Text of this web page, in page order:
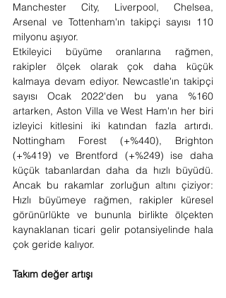
Manchester City, Liverpool, Chelsea,
Arsenal ve Tottenham'ın takipçi sayısı 110
milyonu aşıyor.
Etkileyici büyüme oranlarına rağmen,
rakipler ölçek olarak çok daha küçük
kalmaya devam ediyor. Newcastle'ın takipçi
sayısı Ocak 2022'den bu yana %160
artarken, Aston Villa ve West Ham'ın her biri
izleyici kitlesini iki katından fazla artırdı.
Nottingham Forest (+%440), Brighton
(+%419) ve Brentford (+%249) ise daha
küçük tabanlardan daha da hızlı büyüdü.
Ancak bu rakamlar zorluğun altını çiziyor:
Hızlı büyümeye rağmen, rakipler küresel
görünürlükte ve bununla birlikte ölçekten
kaynaklanan ticari gelir potansiyelinde hala
çok geride kalıyor.
Takım değer artışı